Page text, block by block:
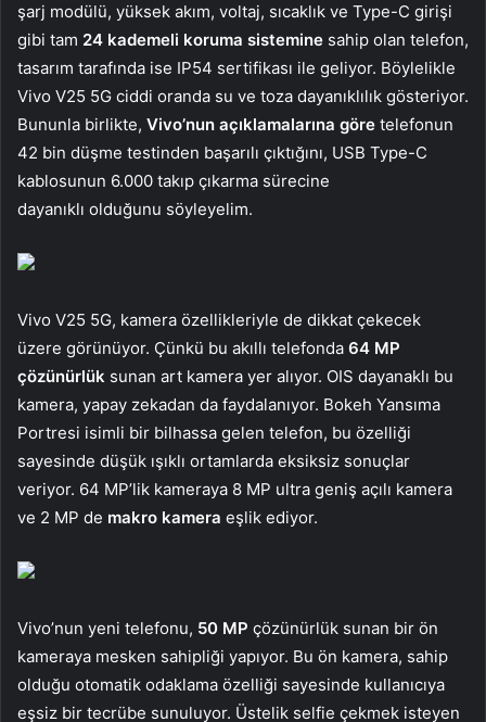
şarj modülü, yüksek akım, voltaj, sıcaklık ve Type-C girişi
gibi tam 24 kademeli koruma sistemine sahip olan telefon,
tasarım tarafında ise IP54 sertifikası ile geliyor. Böylelikle
Vivo V25 5G ciddi oranda su ve toza dayanıklılık gösteriyor.
Bununla birlikte, Vivo’nun açıklamalarına göre telefonun
42 bin düşme testinden başarılı çıktığını, USB Type-C
kablosunun 6.000 takıp çıkarma sürecine
dayanıklı olduğunu söyleyelim.
Vivo V25 5G, kamera özellikleriyle de dikkat çekecek
üzere görünüyor. Çünkü bu akıllı telefonda 64 MP
çözünürlük sunan art kamera yer alıyor. OIS dayanaklı bu
kamera, yapay zekadan da faydalanıyor. Bokeh Yansıma
Portresi isimli bir bilhassa gelen telefon, bu özelliği
sayesinde düşük ışıklı ortamlarda eksiksiz sonuçlar
veriyor. 64 MP’lik kameraya 8 MP ultra geniş açılı kamera
ve 2 MP de makro kamera eşlik ediyor.
Vivo’nun yeni telefonu, 50 MP çözünürlük sunan bir ön
kameraya mesken sahipliği yapıyor. Bu ön kamera, sahip
olduğu otomatik odaklama özelliği sayesinde kullanıcıya
eşsiz bir tecrübe sunuluyor. Üstelik selfie çekmek isteyen